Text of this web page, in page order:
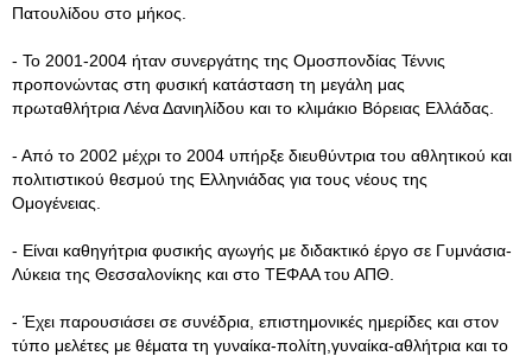
Πατουλίδου στο μήκος.
- Το 2001-2004 ήταν συνεργάτης της Ομοσπονδίας Τέννις
προπονώντας στη φυσική κατάσταση τη μεγάλη μας
πρωταθλήτρια Λένα Δανιηλίδου και το κλιμάκιο Βόρειας Ελλάδας.
- Από το 2002 μέχρι το 2004 υπήρξε διευθύντρια του αθλητικού και
πολιτιστικού θεσμού της Ελληνιάδας για τους νέους της
Ομογένειας.
- Eίναι καθηγήτρια φυσικής αγωγής με διδακτικό έργο σε Γυμνάσια-
Λύκεια της Θεσσαλονίκης και στο ΤΕΦΑΑ του ΑΠΘ.
- Έχει παρουσιάσει σε συνέδρια, επιστημονικές ημερίδες και στον
τύπο μελέτες με θέματα τη γυναίκα-πολίτη,γυναίκα-αθλήτρια και το